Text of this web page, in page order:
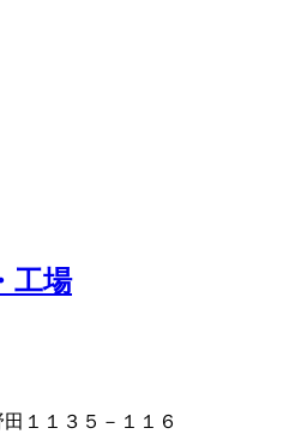
工場
１１３５－１１６